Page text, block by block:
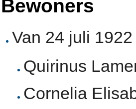
Bewoners
Van 24 juli
Quirinus
Cornelia